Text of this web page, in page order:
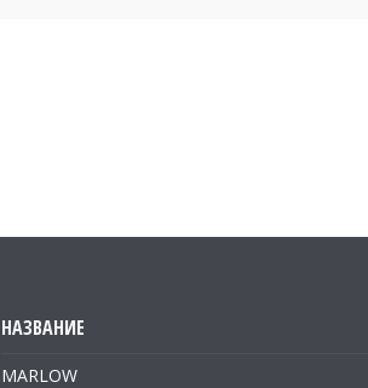
MARLOW